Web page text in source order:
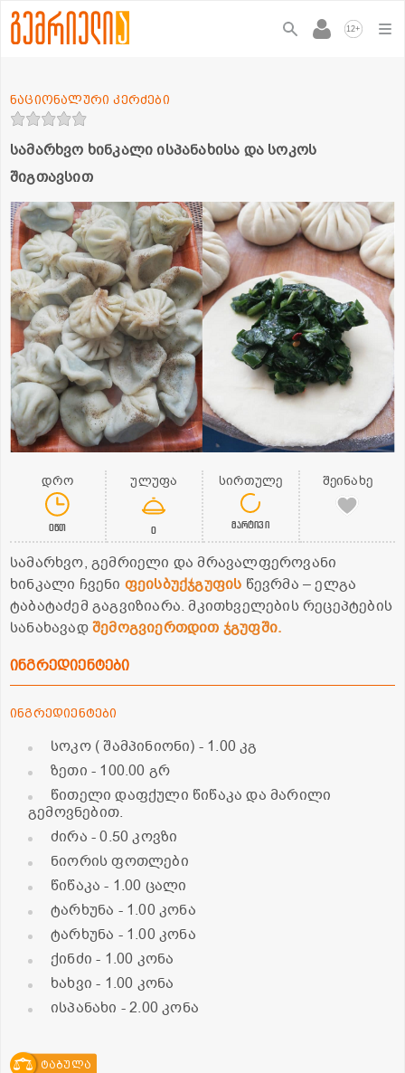
12+
სამარხვო ხინკალი ისპანახისა და სოკოს
შიგთავსით
ნაციონალური კერძები
დრო
0წთ
ულუფა
0
სირთულე
მარტივი
შეინახე
სამარხვო, გემრიელი და მრავალფეროვანი
ხინკალი ჩვენი ფეისბუქჯგუფის წევრმა – ელგა
ტაბატაძემ გაგვიზიარა. მკითხველების რეცეპტების
სანახავადშემოგვიერთდით ჯგუფში.
ინგრედიენტები
ინგრედიენტები
სოკო ( შამპინიონი) - 1.00 კგ
ზეთი - 100.00 გრ
წითელი დაფქული წიწაკა და მარილი
გემოვნებით.
ძირა - 0.50 კოვზი
ნიორის ფოთლები
წიწაკა- 1.00 ცალი
ტარხუნა - 1.00 კონა
ტარხუნა - 1.00 კონა
ქინძი- 1.00 კონა
ხახვი- 1.00 კონა
ისპანახი - 2.00 კონა
ტაბულა